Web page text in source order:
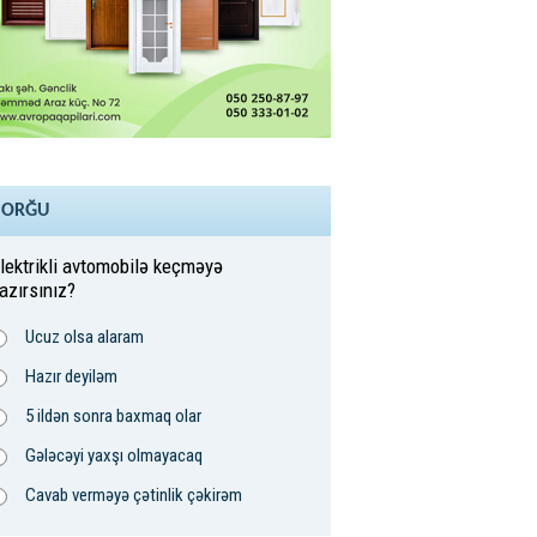
avtomobilə keçməyə
Ucuz olsa alaram
Hazır deyiləm
5 ildən sonra baxmaq olar
Gələcəyi yaxşı olmayacaq
Cavab verməyə çətinlik çəkirəm